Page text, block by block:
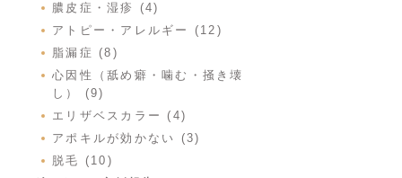
膿皮症・湿疹 (4)
アトピー・アレルギー (12)
脂漏症 (8)
心因性（舐め癖・噛む・掻き壊
し） (9)
エリザベスカラー (4)
アポキルが効かない (3)
脱毛 (10)